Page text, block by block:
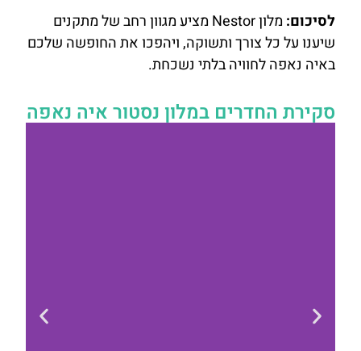
לסיכום:
מלון Nestor מציע מגוון רחב של מתקנים
שיענו על כל צורך ותשוקה, ויהפכו את החופשה שלכם
באיה נאפה לחוויה בלתי נשכחת.
סקירת החדרים במלון נסטור איה נאפה